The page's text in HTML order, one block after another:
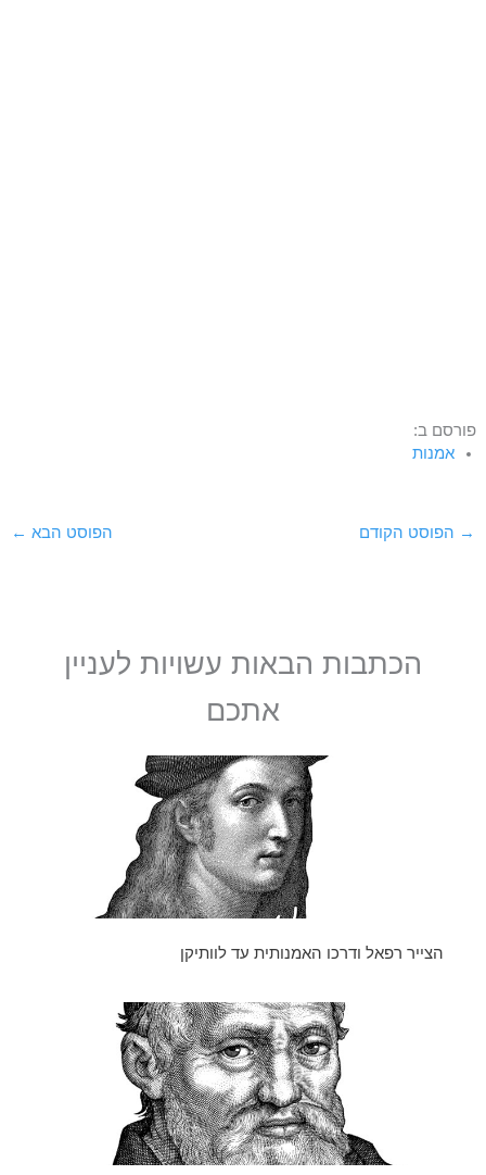
פורסם ב:
אמנות
→ הפוסט הקודם הפוסט הבא ←
הכתבות הבאות עשויות לעניין
אתכם
הצייר רפאל ודרכו האמנותית עד לוותיקן